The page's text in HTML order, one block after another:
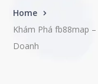
Home
Khám Phá fb88map
Doanh